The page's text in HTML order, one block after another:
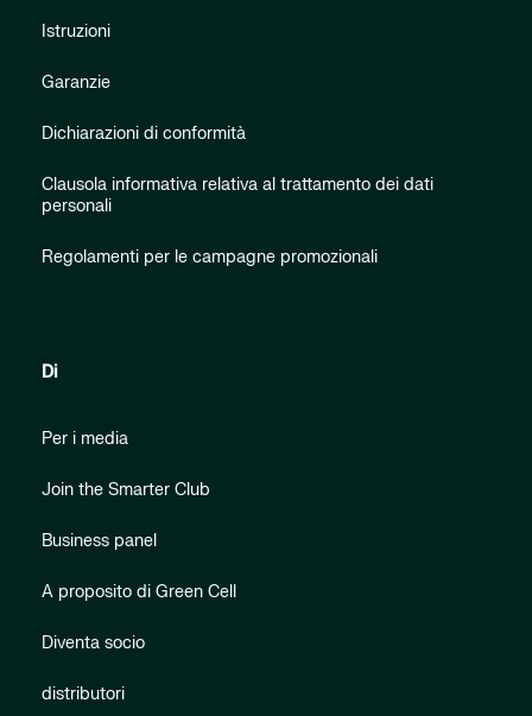
Istruzioni
Garanzie
Dichiarazioni di conformità
Clausola informativa relativa al trattamento dei dati
personali
Regolamenti per le campagne promozionali
Di
Per i media
Join the Smarter Club
Business panel
A proposito di Green Cell
Diventa socio
distributori